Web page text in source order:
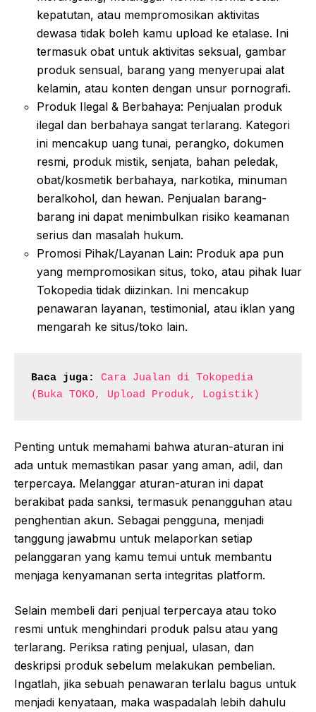
kepatutan, atau mempromosikan aktivitas
dewasa tidak boleh kamu upload ke etalase. Ini
termasuk obat untuk aktivitas seksual, gambar
produk sensual, barang yang menyerupai alat
kelamin, atau konten dengan unsur pornografi.
Produk Ilegal & Berbahaya: Penjualan produk
ilegal dan berbahaya sangat terlarang. Kategori
ini mencakup uang tunai, perangko, dokumen
resmi, produk mistik, senjata, bahan peledak,
obat/kosmetik berbahaya, narkotika, minuman
beralkohol, dan hewan. Penjualan barang-
barang ini dapat menimbulkan risiko keamanan
serius dan masalah hukum.
Promosi Pihak/Layanan Lain: Produk apa pun
yang mempromosikan situs, toko, atau pihak luar
Tokopedia tidak diizinkan. Ini mencakup
penawaran layanan, testimonial, atau iklan yang
mengarah ke situs/toko lain.
Baca juga:
Cara Jualan di Tokopedia
(Buka TOKO, Upload Produk, Logistik)
Penting untuk memahami bahwa aturan-aturan ini
ada untuk memastikan pasar yang aman, adil, dan
terpercaya. Melanggar aturan-aturan ini dapat
berakibat pada sanksi, termasuk penangguhan atau
penghentian akun. Sebagai pengguna, menjadi
tanggung jawabmu untuk melaporkan setiap
pelanggaran yang kamu temui untuk membantu
menjaga kenyamanan serta integritas platform.
Selain membeli dari penjual terpercaya atau toko
resmi untuk menghindari produk palsu atau yang
terlarang. Periksa rating penjual, ulasan, dan
deskripsi produk sebelum melakukan pembelian.
Ingatlah, jika sebuah penawaran terlalu bagus untuk
menjadi kenyataan, maka waspadalah lebih dahulu